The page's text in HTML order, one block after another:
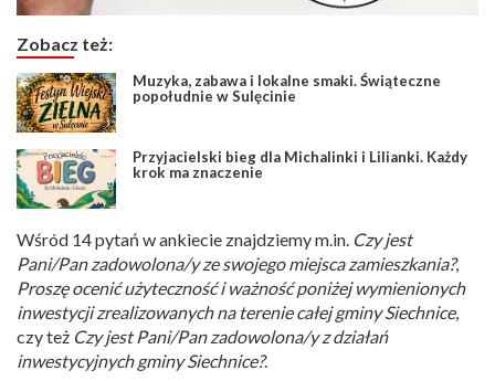
Zobacz też:
Muzyka, zabawa i lokalne smaki. Świąteczne
popołudnie w Sulęcinie
Przyjacielski bieg dla Michalinki i Lilianki. Każdy
krok ma znaczenie
Wśród 14 pytań w ankiecie znajdziemy m.in. Czy jest
Pani/Pan zadowolona/y ze swojego miejsca zamieszkania?,
Proszę ocenić użyteczność i ważność poniżej wymienionych
inwestycji zrealizowanych na terenie całej gminy Siechnice,
czy też Czy jest Pani/Pan zadowolona/y z działań
inwestycyjnych gminy Siechnice?.